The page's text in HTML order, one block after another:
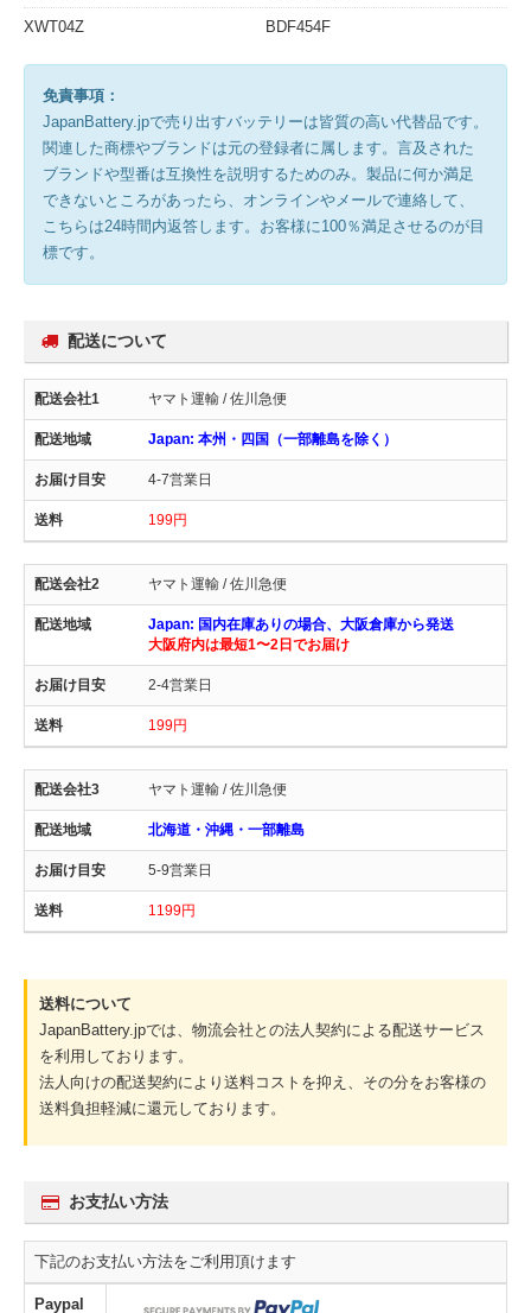
XWT04Z BDF454F
免責事項：
JapanBattery.jpで売り出すバッテリーは皆質の高い代替品です。
関連した商標やブランドは元の登録者に属します。言及された
ブランドや型番は互換性を説明するためのみ。製品に何か満足
できないところがあったら、オンラインやメールで連絡して、
こちらは24時間内返答します。お客様に100％満足させるのが目
標です。
配送について
ヤマト運輸 / 佐川急便
Japan: 本州・四国（一部離島を除く）
4-7営業日
199円
ヤマト運輸 / 佐川急便
Japan: 国内在庫ありの場合、大阪倉庫から発送
大阪府内は最短1〜2日でお届け
2-4営業日
199円
ヤマト運輸 / 佐川急便
北海道・沖縄・一部離島
5-9営業日
1199円
送料について
JapanBattery.jpでは、物流会社との法人契約による配送サービス
を利用しております。
法人向けの配送契約により送料コストを抑え、その分をお客様の
送料負担軽減に還元しております。
お支払い方法
下記のお支払い方法をご利用頂けます
Paypal